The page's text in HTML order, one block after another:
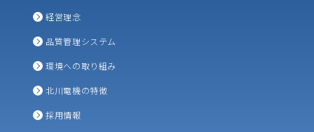
経営理念
品質管理システム
環境への取り組み
北川電機の特徴
採用情報